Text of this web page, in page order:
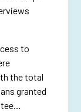
to
the total
granted